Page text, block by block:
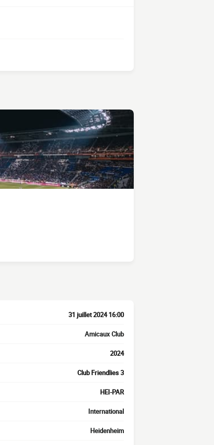
31 juillet 2024 16:00
Amicaux Club
2024
Club Friendlies 3
HEI-PAR
International
Heidenheim